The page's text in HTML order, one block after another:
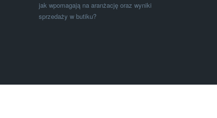
jak wpomagają na aranżację oraz wyniki
sprzedaży w butiku?